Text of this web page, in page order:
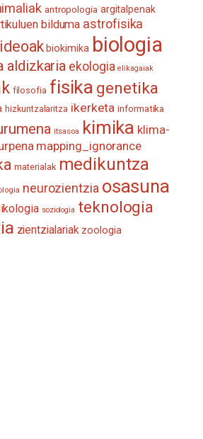
antropologia argitalpenak
bilduma astrofisika
biokimika biologia
aldizkaria ekologia elikagaiak
filosofia fisika genetika
hizkuntzalaritza ikerketa informatika
itsasoa kimika klima-
mapping_ignorance
materialak medikuntza
neurozientzia osasuna
soziologia teknologia
zientzialariak zoologia